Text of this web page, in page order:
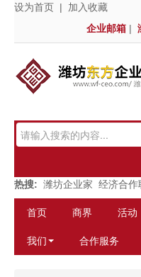
设为首页 | 加入收藏
企业邮箱 |
热搜: 潍坊企业家 经济合作
首页 商界 活动
我们 合作服务